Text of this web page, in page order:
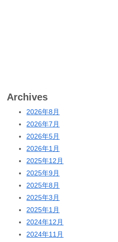
Archives
2026年8月
2026年7月
2026年5月
2026年1月
2025年12月
2025年9月
2025年8月
2025年3月
2025年1月
2024年12月
2024年11月